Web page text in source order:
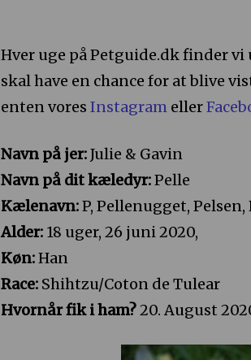
Hver uge på Petguide.dk finder
skal have en chance for at blive
enten voresInstagram eller
Navn på jer:Julie & Gavin
Navn på dit kæledyr:Pelle
Kælenavn:P, Pellenugget,
Alder: 18 uger, 26 juni 2020,
Køn:Han
Race: Shihtzu/Coton de Tulear
Hvornår fik i ham?20. August